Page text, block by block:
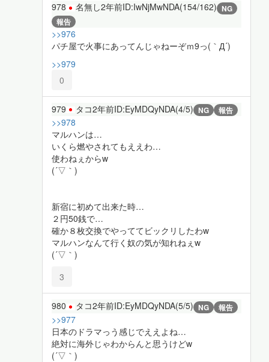
978 名無し2年前ID:IwNjMwNDA(154/162) NG
報告
>>976
パチ屋で火事にあってんじゃねーぞｍ9っ(｀Д´)
>>979
0
979 タコ2年前ID:EyMDQyNDA(4/5) NG 報告
>>978
マルハンは…
いくら燃やされてもええわ…
使わねぇからw
(´▽｀)
新宿に初めて出来た時…
２円50銭で…
確か８枚交換でやっててビックリしたわw
マルハンなんて行く奴の気が知れねぇw
(´▽｀)
3
980 タコ2年前ID:EyMDQyNDA(5/5) NG 報告
>>977
日本のドラマっう感じでええよね…
絶対に海外じゃわからんと思うけどw
(´▽｀)